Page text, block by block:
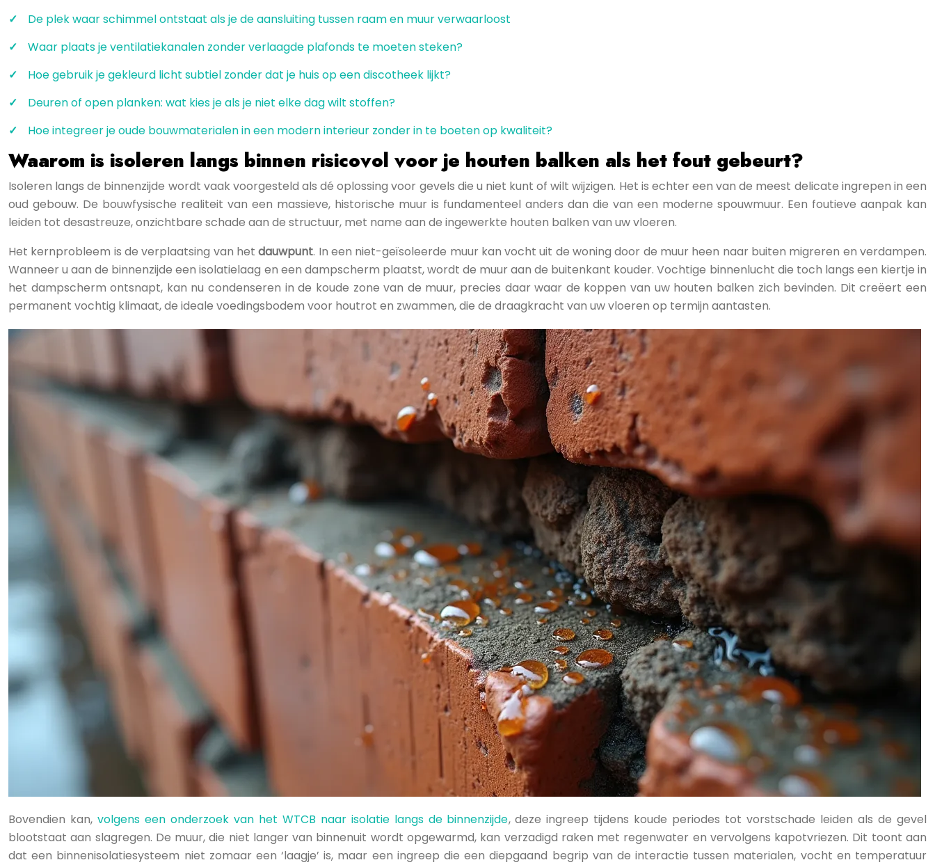
De plek waar schimmel ontstaat als je de aansluiting tussen raam en muur verwaarloost
Waar plaats je ventilatiekanalen zonder verlaagde plafonds te moeten steken?
Hoe gebruik je gekleurd licht subtiel zonder dat je huis op een discotheek lijkt?
Deuren of open planken: wat kies je als je niet elke dag wilt stoffen?
Hoe integreer je oude bouwmaterialen in een modern interieur zonder in te boeten op kwaliteit?
Waarom is isoleren langs binnen risicovol voor je houten balken als het fout gebeurt?
Isoleren langs de binnenzijde wordt vaak voorgesteld als dé oplossing voor gevels die u niet kunt of wilt wijzigen. Het is echter een van de meest delicate ingrepen in een
oud gebouw. De bouwfysische realiteit van een massieve, historische muur is fundamenteel anders dan die van een moderne spouwmuur. Een foutieve aanpak kan
leiden tot desastreuze, onzichtbare schade aan de structuur, met name aan de ingewerkte houten balken van uw vloeren.
Het kernprobleem is de verplaatsing van hetdauwpunt. In een niet-geïsoleerde muur kan vocht uit de woning door de muur heen naar buiten migreren en verdampen.
Wanneer u aan de binnenzijde een isolatielaag en een dampscherm plaatst, wordt de muur aan de buitenkant kouder. Vochtige binnenlucht die toch langs een kiertje in
het dampscherm ontsnapt, kan nu condenseren in de koude zone van de muur, precies daar waar de koppen van uw houten balken zich bevinden. Dit creëert een
permanent vochtig klimaat, de ideale voedingsbodem voor houtrot en zwammen, die de draagkracht van uw vloeren op termijn aantasten.
Bovendien kan, volgens een onderzoek van het WTCB naar isolatie langs de binnenzijde, deze ingreep tijdens koude periodes tot vorstschade leiden als de gevel
blootstaat aan slagregen. De muur, die niet langer van binnenuit wordt opgewarmd, kan verzadigd raken met regenwater en vervolgens kapotvriezen. Dit toont aan
dat een binnenisolatiesysteem niet zomaar een ‘laagje’ is, maar een ingreep die een diepgaand begrip van de interactie tussen materialen, vocht en temperatuur